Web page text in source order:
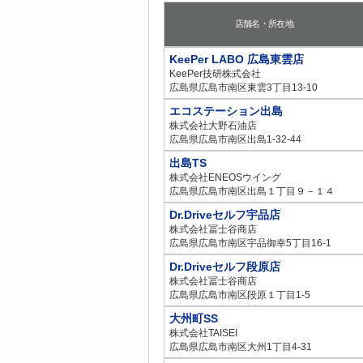
店舗名・所在地
KeePer LABO 広島東雲店
KeePer技研株式会社
広島県広島市南区東雲3丁目13-10
エコステーション出島
株式会社大野石油店
広島県広島市南区出島1-32-44
出島TS
株式会社ENEOSウイング
広島県広島市南区出島１丁目９－１４
Dr.Driveセルフ宇品店
株式会社冨士谷商店
広島県広島市南区宇品御幸5丁目16-1
Dr.Driveセルフ段原店
株式会社冨士谷商店
広島県広島市南区段原１丁目1-5
大州町SS
株式会社TAISEI
広島県広島市南区大州1丁目4-31